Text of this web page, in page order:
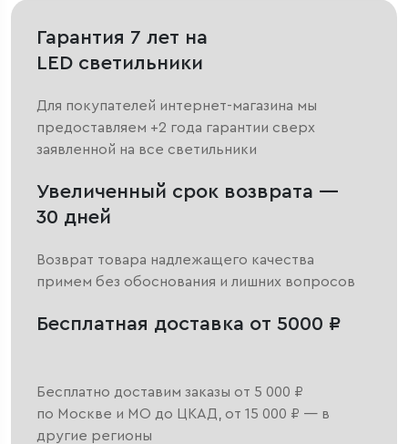
Гарантия 7 лет на
LED светильники
Для покупателей интернет-магазина мы
предоставляем +2 года гарантии сверх
заявленной на все светильники
Увеличенный срок возврата —
30 дней
Возврат товара надлежащего качества
примем без обоснования и лишних вопросов
Бесплатная доставка от 5000 ₽
Бесплатно доставим заказы от 5 000 ₽
по Москве и МО до ЦКАД, от 15 000 ₽ — в
другие регионы